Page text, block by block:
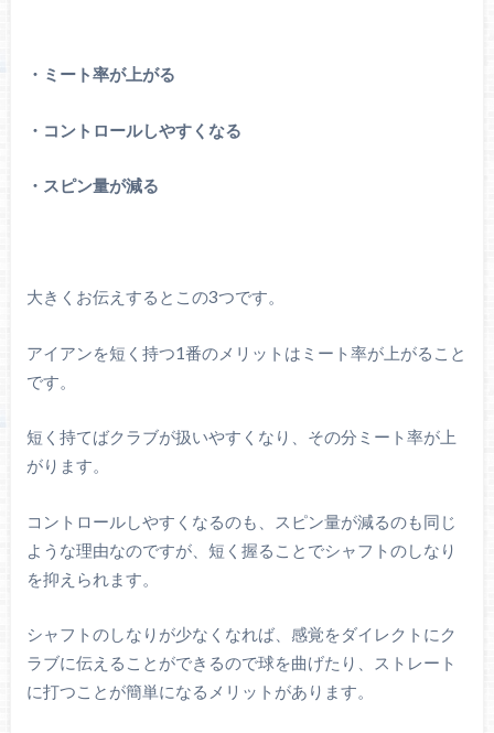
・ミート率が上がる
・コントロールしやすくなる
・スピン量が減る
大きくお伝えするとこの3つです。
アイアンを短く持つ1番のメリットはミート率が上がること
です。
短く持てばクラブが扱いやすくなり、その分ミート率が上
がります。
コントロールしやすくなるのも、スピン量が減るのも同じ
ような理由なのですが、短く握ることでシャフトのしなり
を抑えられます。
シャフトのしなりが少なくなれば、感覚をダイレクトにク
ラブに伝えることができるので球を曲げたり、ストレート
に打つことが簡単になるメリットがあります。